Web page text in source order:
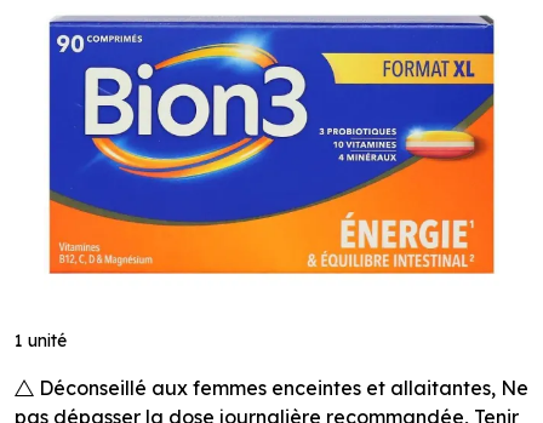
1 unité
Déconseillé aux femmes enceintes et allaitantes, Ne
pas dépasser la dose journalière recommandée, Tenir